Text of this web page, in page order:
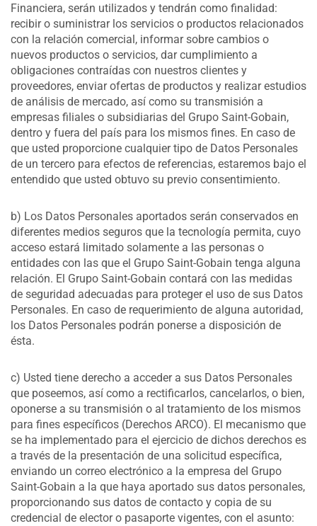
Financiera, serán utilizados y tendrán como finalidad:
recibir o suministrar los servicios o productos relacionados
con la relación comercial, informar sobre cambios o
nuevos productos o servicios, dar cumplimiento a
obligaciones contraídas con nuestros clientes y
proveedores, enviar ofertas de productos y realizar estudios
de análisis de mercado, así como su transmisión a
empresas filiales o subsidiarias del Grupo Saint-Gobain,
dentro y fuera del país para los mismos fines. En caso de
que usted proporcione cualquier tipo de Datos Personales
de un tercero para efectos de referencias, estaremos bajo el
entendido que usted obtuvo su previo consentimiento.
b) Los Datos Personales aportados serán conservados en
diferentes medios seguros que la tecnología permita, cuyo
acceso estará limitado solamente a las personas o
entidades con las que el Grupo Saint-Gobain tenga alguna
relación. El Grupo Saint-Gobain contará con las medidas
de seguridad adecuadas para proteger el uso de sus Datos
Personales. En caso de requerimiento de alguna autoridad,
los Datos Personales podrán ponerse a disposición de
ésta.
c) Usted tiene derecho a acceder a sus Datos Personales
que poseemos, así como a rectificarlos, cancelarlos, o bien,
oponerse a su transmisión o al tratamiento de los mismos
para fines específicos (Derechos ARCO). El mecanismo que
se ha implementado para el ejercicio de dichos derechos es
a través de la presentación de una solicitud específica,
enviando un correo electrónico a la empresa del Grupo
Saint-Gobain a la que haya aportado sus datos personales,
proporcionando sus datos de contacto y copia de su
credencial de elector o pasaporte vigentes, con el asunto: